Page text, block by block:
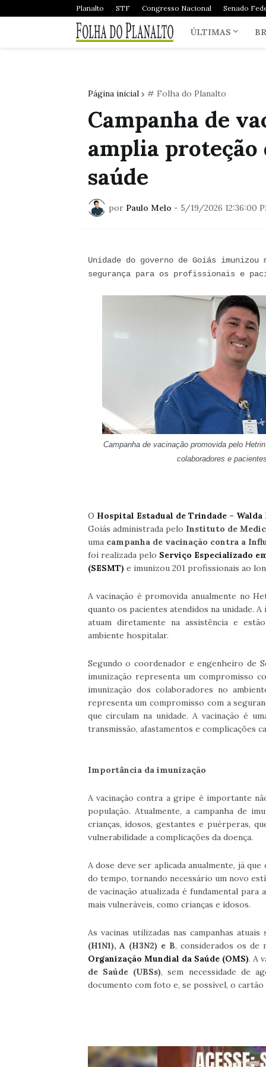
Planalto STF Congresso Nacional Senado
ÚLTIMAS
Página inicial # Folha do Planalto
Campanha de
amplia proteção
saúde
por Paulo Melo - 5/19/2026 12:36:00
Unidade do governo de Goiás
segurança para os profissionais e
Campanha de vacinação promovida pelo Hetrin
colaboradores e
O Hospital Estadual de Trindade –
Goiás administrada pelo Instituto de
uma campanha de vacinação contra a
foi realizada pelo Serviço Especializado
(SESMT) e imunizou 201 profissionais ao
A vacinação é promovida anualmente no
quanto os pacientes atendidos na unidade.
atuam diretamente na assistência e
ambiente hospitalar.
Segundo o coordenador e engenheiro de
imunização representa um compromisso
imunização dos colaboradores no
representa um compromisso com a
que circulam na unidade. A vacinação é
transmissão, afastamentos e complicações
Importância da imunização
A vacinação contra a gripe é importante
população. Atualmente, a campanha de
crianças, idosos, gestantes e puérperas,
vulnerabilidade a complicações da doença.
A dose deve ser aplicada anualmente, já
do tempo, tornando necessário um novo
de vacinação atualizada é fundamental
mais vulneráveis, como crianças e idosos.
As vacinas utilizadas nas campanhas
(H1N1), A (H3N2) e B, considerados os de
Organização Mundial da Saúde (OMS). A
de Saúde (UBSs), sem necessidade de
documento com foto e, se possível, o cartão